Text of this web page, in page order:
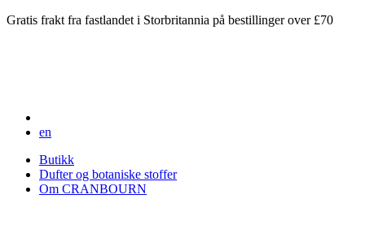
Gratis frakt fra fastlandet i Storbritannia på bestillinger over £70
en
Butikk
Dufter og botaniske stoffer
Om CRANBOURN